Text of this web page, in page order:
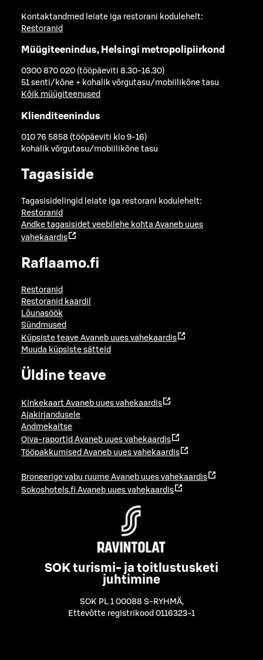
Kontaktandmed leiate iga restorani kodulehelt:
Restoranid
Müügiteenindus, Helsingi metropolipiirkond
0300 870 020 (tööpäeviti 8.30-16.30)
51 senti/kõne + kohalik võrgutasu/mobiilikõne tasu
Kõik müügiteenused
Klienditeenindus
010 76 5858 (tööpäeviti klo 9-16)
kohalik võrgutasu/mobiilikõne tasu
Tagasiside
Tagasisidelingid leiate iga restorani kodulehelt:
Restoranid
Andke tagasisidet veebilehe kohta Avaneb uues
vahekaardis
Raflaamo.fi
Restoranid
Restoranid kaardil
Lõunasöök
Sündmused
Küpsiste teave Avaneb uues vahekaardis
Muuda küpsiste sätteid
Üldine teave
Kinkekaart Avaneb uues vahekaardis
Ajakirjandusele
Andmekaitse
Oiva-raportid Avaneb uues vahekaardis
Tööpakkumised Avaneb uues vahekaardis
Broneerige vabu ruume Avaneb uues vahekaardis
Sokoshotels.fi Avaneb uues vahekaardis
SOK turismi- ja toitlustusketi
juhtimine
SOK PL 1 00088 S-RYHMÄ,
Ettevõtte registrikood 0116323-1